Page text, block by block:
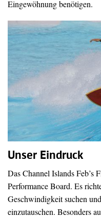
Eingewöhnung benötigen.
Unser Eindruck
Das Channel Islands Feb’s
Performance Board. Es
Geschwindigkeit suchen
einzutauschen. Besonders